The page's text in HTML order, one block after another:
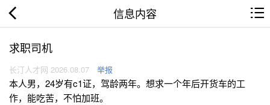
信息内容
求职司机
长汀人才网 2026.08.07 举报
本人男，24岁有c1证，驾龄两年。想求一个年后开货车的工
作，能吃苦，不怕加班。